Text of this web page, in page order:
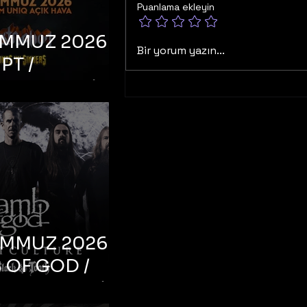
Puanlama ekleyin
Bir yorum yazın...
2026 –
/
/
‘N’
– İstanbul,
Uniq
2026 –
OF GOD /
CULTURE /